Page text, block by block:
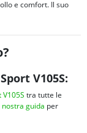
e comfort. Il suo
e sicurezza
V105S:
tra tutte le
nostra guida per